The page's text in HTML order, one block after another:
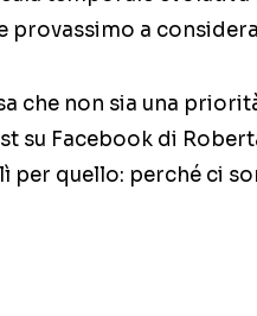
provassimo a
che non sia una
su Facebook di
per quello: perché ci